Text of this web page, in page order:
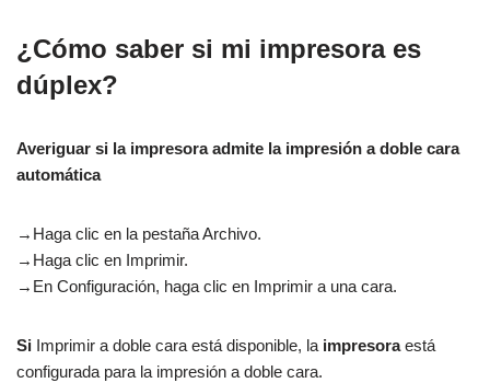
¿Cómo saber si mi impresora es
dúplex?
Averiguar si la impresora admite la impresión a doble cara
automática
→Haga clic en la pestaña Archivo.
→Haga clic en Imprimir.
→En Configuración, haga clic en Imprimir a una cara.
Si Imprimir a doble cara está disponible, la impresoraestá
configurada para la impresión a doble cara.